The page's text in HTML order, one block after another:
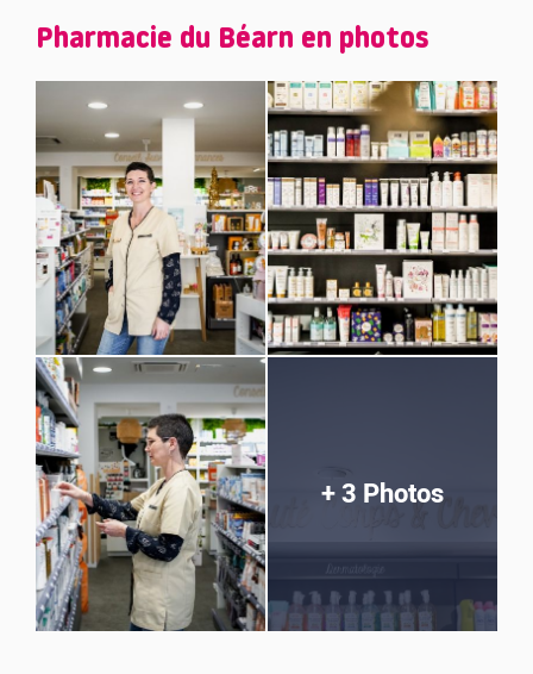
Pharmacie du Béarn en photos
+ 3 Photos